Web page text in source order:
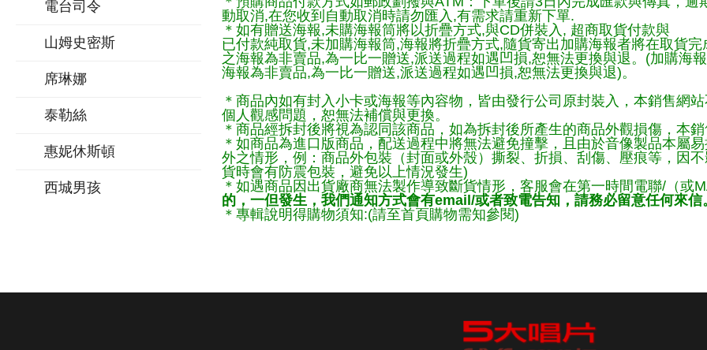
電台司令
山姆史密斯
席琳娜
泰勒絲
惠妮休斯頓
西城男孩
動取消,在您收到自動取消時請勿匯入,有需求請重新下單.
＊如有贈送海報,未購海報筒將以折疊方式,與CD併裝入, 超商取貨付款與
已付款純取貨,未加購海報筒,海報將折疊方式,隨貨寄出加購海報者將在取貨
之海報為非賣品,為一比一贈送,派送過程如遇凹損,恕無法更換與退。(加購海
海報為非賣品,為一比一贈送,派送過程如遇凹損,恕無法更換與退)。
＊商品內如有封入小卡或海報等內容物，皆由發行公司原封裝入，本銷售網
個人觀感問題，恕無法補償與更換。
＊商品經拆封後將視為認同該商品，如為拆封後所產生的商品外觀損傷，本
＊如商品為進口版商品，配送過程中將無法避免撞擊，且由於音像製品本屬
外之情形，例：商品外包裝（封面或外殼）撕裂、折損、刮傷、壓痕等，因
貨時會有防震包裝，避免以上情況發生)
＊如遇商品因出貨廠商無法製作導致斷貨情形，客服會在第一時間電聯/（或
的，一但發生，我們通知方式會有email/或者致電告知，請務必留意任何來信
＊專輯說明得購物須知:(請至首頁購物需知參閱)